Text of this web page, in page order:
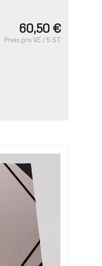
60,50 €
Preis pro VE / 5 ST